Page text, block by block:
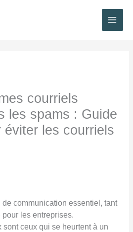
courriels
les spams : Guide
éviter les courriels
de communication essentiel, tant
les entreprises.
sont ceux qui se heurtent à un